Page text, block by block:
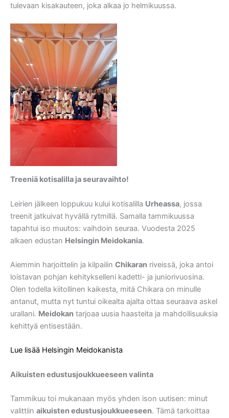
tulevaan kisakauteen, joka alkaa jo helmikuussa.
Treeniä kotisalilla ja seuravaihto!
Leirien jälkeen loppukuu kului kotisalilla Urheassa, jossa
treenit jatkuivat hyvällä rytmillä. Samalla tammikuussa
tapahtui iso muutos: vaihdoin seuraa. Vuodesta 2025
alkaen edustan Helsingin Meidokania.
Aiemmin harjoittelin ja kilpailin Chikaran riveissä, joka antoi
loistavan pohjan kehitykselleni kadetti- ja juniorivuosina.
Olen todella kiitollinen kaikesta, mitä Chikara on minulle
antanut, mutta nyt tuntui oikealta ajalta ottaa seuraava askel
urallani. Meidokan tarjoaa uusia haasteita ja mahdollisuuksia
kehittyä entisestään.
Lue lisää Helsingin Meidokanista
Aikuisten edustusjoukkueeseen valinta
Tammikuu toi mukanaan myös yhden ison uutisen: minut
valittiin aikuisten edustusjoukkueeseen. Tämä tarkoittaa